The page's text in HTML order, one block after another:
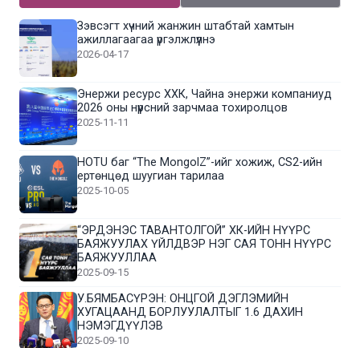
Зэвсэгт хүчний жанжин штабтай хамтын
ажиллагаагаа үргэлжлүүлнэ
2026-04-17
Энержи ресурс ХХК, Чайна энержи компаниуд
2026 оны нүүрсний зарчмаа тохиролцов
2025-11-11
HOTU баг “The MongolZ”-ийг хожиж, CS2-ийн
ертөнцөд шуугиан тарилаа
2025-10-05
“ЭРДЭНЭС ТАВАНТОЛГОЙ” ХК-ИЙН НҮҮРС
БАЯЖУУЛАХ ҮЙЛДВЭР НЭГ САЯ ТОНН НҮҮРС
БАЯЖУУЛЛАА
2025-09-15
У.БЯМБАСҮРЭН: ОНЦГОЙ ДЭГЛЭМИЙН
ХУГАЦААНД БОРЛУУЛАЛТЫГ 1.6 ДАХИН
НЭМЭГДҮҮЛЭВ
2025-09-10